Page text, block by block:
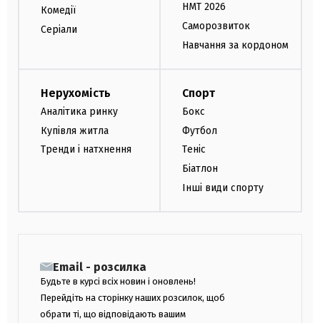
Комедії
Серіали
НМТ 2026
Саморозвиток
Навчання за кордоном
Нерухомість
Аналітика ринку
Купівля житла
Тренди і натхнення
Спорт
Бокс
Футбол
Теніс
Біатлон
Інші види спорту
Email - розсилка
Будьте в курсі всіх новин і оновлень!
Перейдіть на сторінку наших розсилок, щоб
обрати ті, що відповідають вашим